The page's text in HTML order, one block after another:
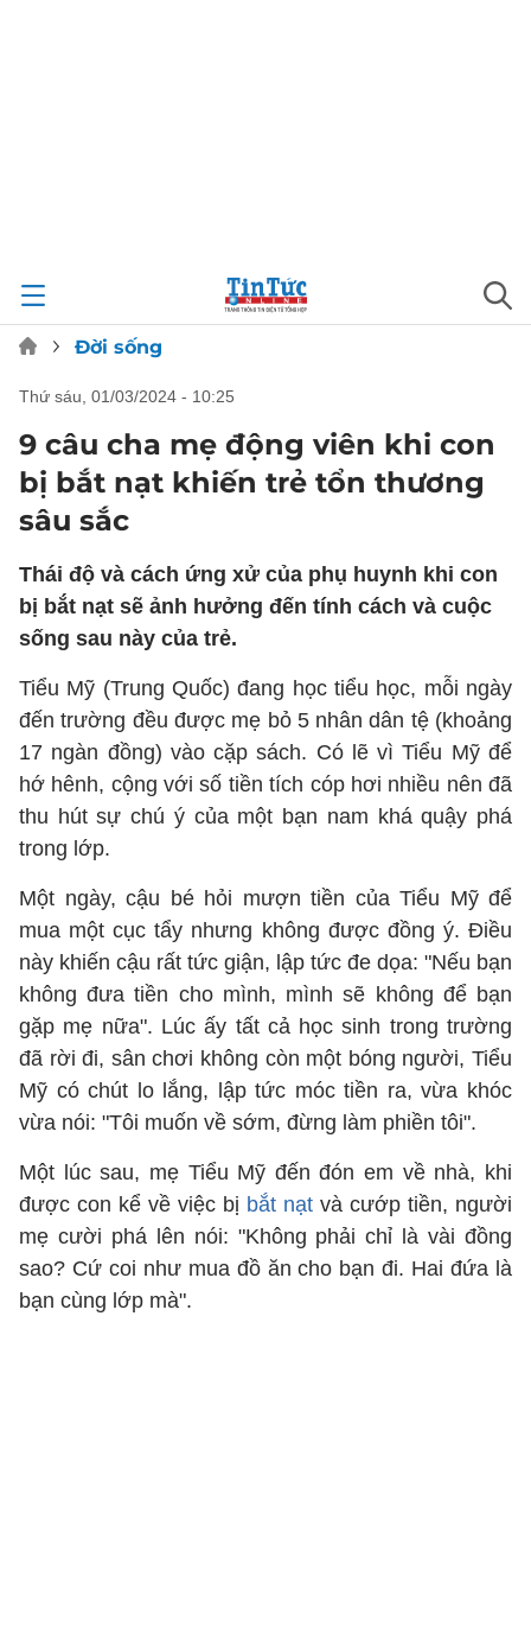
Đời sống
thứ sáu, 01/03/2024 - 10:25
9 câu cha mẹ động viên khi con
bị bắt nạt khiến trẻ tổn thương
sâu sắc
Thái độ và cách ứng xử của phụ huynh khi con
bị bắt nạt sẽ ảnh hưởng đến tính cách và cuộc
sống sau này của trẻ.
Tiểu Mỹ (Trung Quốc) đang học tiểu học, mỗi ngày
đến trường đều được mẹ bỏ 5 nhân dân tệ (khoảng
17 ngàn đồng) vào cặp sách. Có lẽ vì Tiểu Mỹ để
hớ hênh, cộng với số tiền tích cóp hơi nhiều nên đã
thu hút sự chú ý của một bạn nam khá quậy phá
trong lớp.
Một ngày, cậu bé hỏi mượn tiền của Tiểu Mỹ để
mua một cục tẩy nhưng không được đồng ý. Điều
này khiến cậu rất tức giận, lập tức đe dọa: "Nếu bạn
không đưa tiền cho mình, mình sẽ không để bạn
gặp mẹ nữa". Lúc ấy tất cả học sinh trong trường
đã rời đi, sân chơi không còn một bóng người, Tiểu
Mỹ có chút lo lắng, lập tức móc tiền ra, vừa khóc
vừa nói: "Tôi muốn về sớm, đừng làm phiền tôi".
Một lúc sau, mẹ Tiểu Mỹ đến đón em về nhà, khi
được con kể về việc bị bắt nạt và cướp tiền, người
mẹ cười phá lên nói: "Không phải chỉ là vài đồng
sao? Cứ coi như mua đồ ăn cho bạn đi. Hai đứa là
bạn cùng lớp mà".